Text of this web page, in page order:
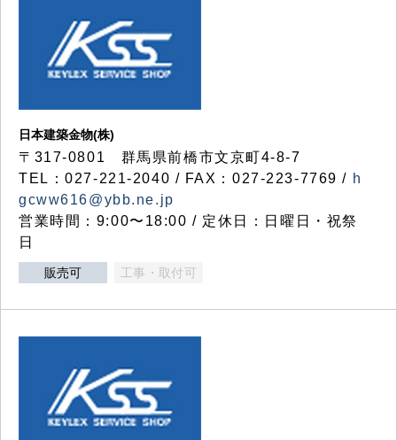
日本建築金物(株)
〒317‐0801 群馬県前橋市文京町4-8-7
TEL：027-221-2040 / FAX：027-223-7769 / h
gcww616@ybb.ne.jp
営業時間：9:00〜18:00 / 定休日：日曜日・祝祭
日
販売可 工事・取付可